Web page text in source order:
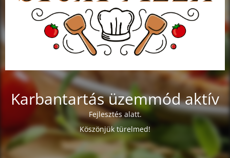
Karbantartás üzemmód aktív
Fejlesztés alatt.
Köszönjük türelmed!